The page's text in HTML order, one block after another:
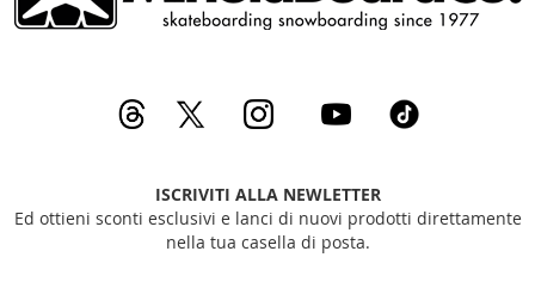
ISCRIVITI ALLA NEWLETTER
Ed ottieni sconti esclusivi e lanci di nuovi prodotti direttamente
nella tua casella di posta.